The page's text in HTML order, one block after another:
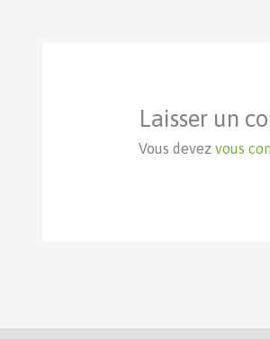
Laisser un
Vous devez vous